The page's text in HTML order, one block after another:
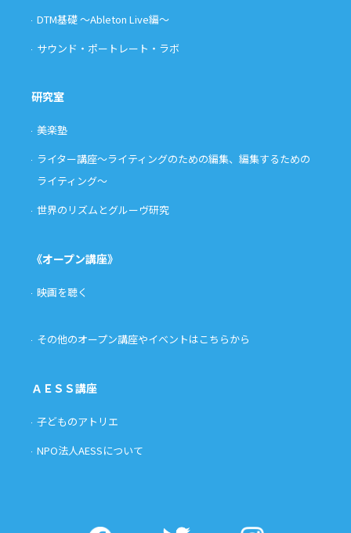
DTM基礎 〜Ableton Live編〜
サウンド・ポートレート・ラボ
研究室
美楽塾
ライター講座〜ライティングのための編集、編集するための
ライティング〜
世界のリズムとグルーヴ研究
《オープン講座》
映画を聴く
その他のオープン講座やイベントはこちらから
ＡＥＳＳ講座
子どものアトリエ
NPO法人AESSについて